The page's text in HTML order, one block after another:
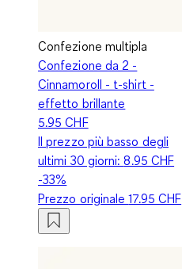
Confezione multipla
Confezione da 2 -
Cinnamoroll - t-shirt -
effetto brillante
5.95 CHF
Il prezzo più basso degli
ultimi 30 giorni:8.95 CHF
-33%
Prezzo originale17.95 CHF